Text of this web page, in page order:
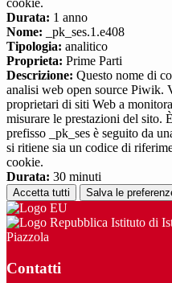
cookie.
Durata: 1 anno
Nome: _pk_ses.1.e408
Tipologia: analitico
Proprieta: Prime Parti
Descrizione: Questo nome di
analisi web open source Piwik.
proprietari di siti Web a
misurare le prestazioni del sito.
prefisso _pk_ses è seguito da
si ritiene sia un codice di
cookie.
Durata: 30 minuti
Accetta tutti Salva le
Istituto di
Piazzola
Contatti